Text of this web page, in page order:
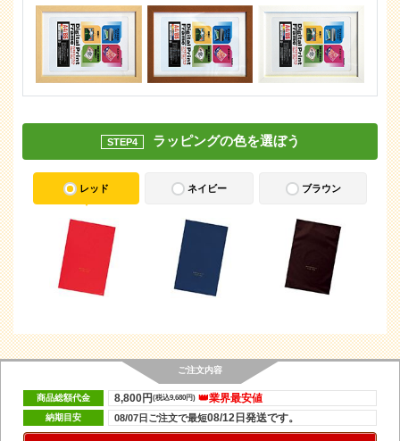
STEP4 ラッピングの色を選ぼう
レッド ネイビー ブラウン
ご注文内容
商品総額代金 👑業界最安値
8,800円(税込9,680円)
納期目安 08/07日ご注文で最短08/12日発送です。